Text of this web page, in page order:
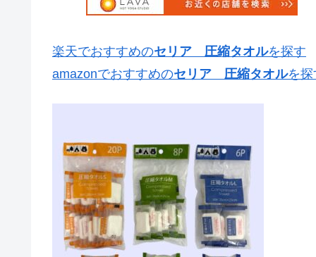
楽天でおすすめのセリア 圧縮タオルを探す
amazonでおすすめのセリア 圧縮タオルを探